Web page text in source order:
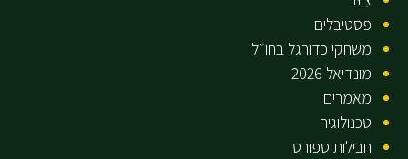
פסטיבלים
משחקי כדורגל בחו״ל
מונדיאל 2026
מאמרים
טכנולוגיה
חבילות ספורט